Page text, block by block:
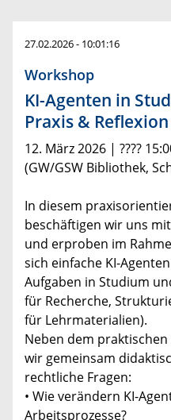
27.02.2026 - 10:01:16
Workshop
KI-Agenten in
Praxis & Reflexion
12. März 2026 | ????
(GW/GSW Bibliothek,
In diesem
beschäftigen wir uns
und erproben im
sich einfache KI-
Aufgaben in Studium
für Recherche,
für Lehrmaterialien).
Neben dem
wir gemeinsam
rechtliche Fragen:
• Wie verändern KI-
Arbeitsprozesse?